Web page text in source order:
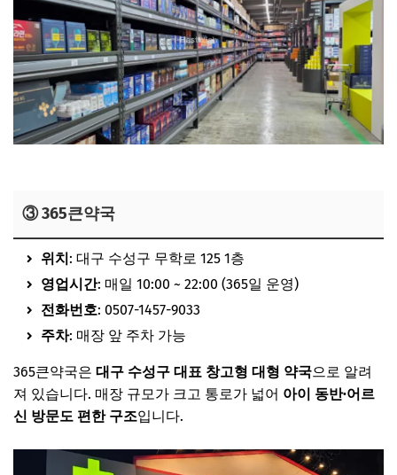
③ 365큰약국
위치: 대구 수성구 무학로 125 1층
영업시간: 매일 10:00 ~ 22:00 (365일 운영)
전화번호: 0507-1457-9033
주차: 매장 앞 주차 가능
365큰약국은 대구 수성구 대표 창고형 대형 약국으로 알려
져 있습니다. 매장 규모가 크고 통로가 넓어 아이 동반·어르
신 방문도 편한 구조입니다.